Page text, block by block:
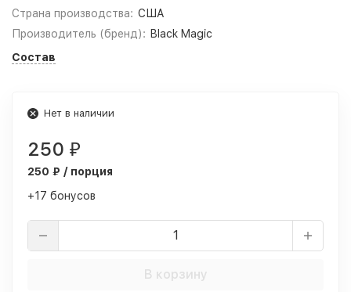
Страна производства: США
Производитель (бренд): Black Magic
Состав
Нет в наличии
250 ₽
250 ₽ / порция
+17 бонусов
В корзину